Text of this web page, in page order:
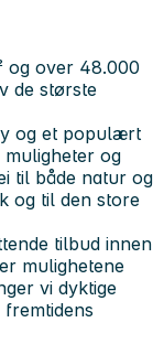
og over 48.000
de største
og et populært
muligheter og
til både natur og
og til den store
tilbud innen
mulighetene
vi dyktige